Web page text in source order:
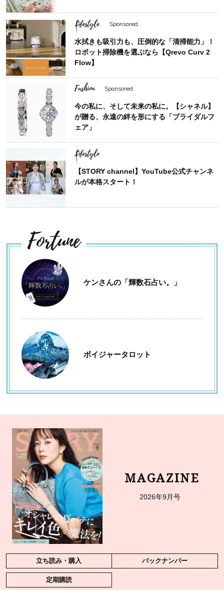
Lifestyle Sponsored
水拭きも吸引力も、圧倒的な「清掃能力」！
ロボット掃除機を選ぶなら【Qrevo Curv 2
Flow】
Fashion Sponsored
今の私に、そして未来の私に。【シャネル】
が贈る、永遠の絆を形にする「ブライダルフ
ェア」
Lifestyle
【STORY channel】YouTube公式チャンネ
ルが本格スタート！
Fortune
ケンさんの「輝数石占い。」
ボイジャータロット
MAGAZINE
2026年9月号
立ち読み・購入 バックナンバー
定期購読